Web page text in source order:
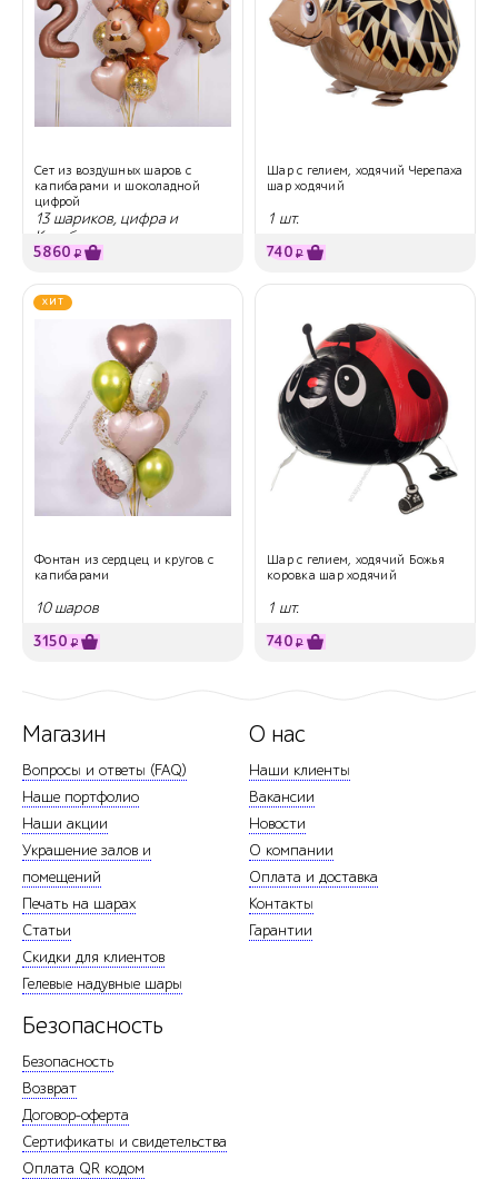
Сет из воздушных шаров с
капибарами и шоколадной
цифрой
13 шариков, цифра и
Капибары
5860 ₽
Шар с гелием, ходячий Черепаха
шар ходячий
1 шт.
740 ₽
ХИТ
Фонтан из сердцец и кругов с
капибарами
10 шаров
3150 ₽
Шар с гелием, ходячий Божья
коровка шар ходячий
1 шт.
740 ₽
Магазин
Вопросы и ответы (FAQ)
Наше портфолио
Наши акции
Украшение залов и
помещений
Печать на шарах
Статьи
Скидки для клиентов
Гелевые надувные шары
О нас
Наши клиенты
Вакансии
Новости
О компании
Оплата и доставка
Контакты
Гарантии
Безопасность
Безопасность
Возврат
Договор-оферта
Сертификаты и свидетельства
Оплата QR кодом